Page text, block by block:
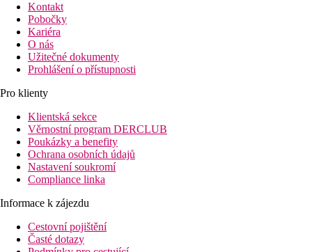
Kontakt
Pobočky
Kariéra
O nás
Užitečné dokumenty
Prohlášení o přístupnosti
Pro klienty
Klientská sekce
Věrnostní program DERCLUB
Poukázky a benefity
Ochrana osobních údajů
Nastavení soukromí
Compliance linka
Informace k zájezdu
Cestovní pojištění
Časté dotazy